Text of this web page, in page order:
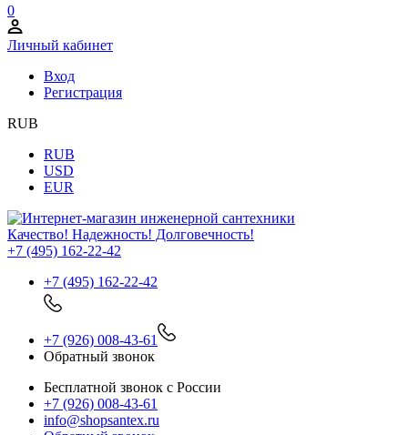
0
Личный кабинет
Вход
Регистрация
RUB
RUB
USD
EUR
Качество! Надежность! Долговечность!
+7 (495) 162-22-42
+7 (495) 162-22-42
+7 (926) 008-43-61
Обратный звонок
Бесплатной звонок с России
+7 (926) 008-43-61
info@shopsantex.ru